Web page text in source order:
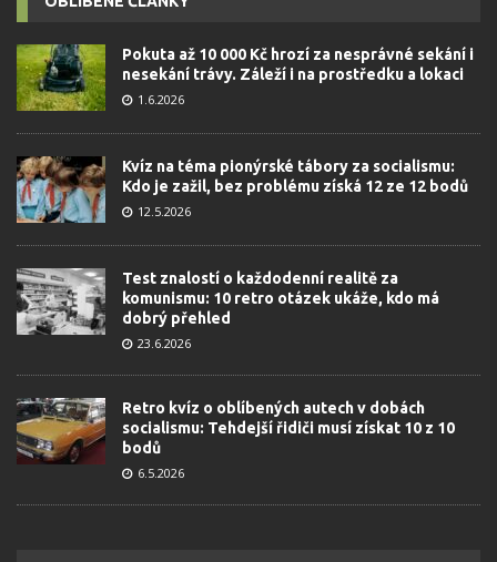
Pokuta až 10 000 Kč hrozí za nesprávné sekání i
nesekání trávy. Záleží i na prostředku a lokaci
1.6.2026
Kvíz na téma pionýrské tábory za socialismu:
Kdo je zažil, bez problému získá 12 ze 12 bodů
12.5.2026
Test znalostí o každodenní realitě za
komunismu: 10 retro otázek ukáže, kdo má
dobrý přehled
23.6.2026
Retro kvíz o oblíbených autech v dobách
socialismu: Tehdejší řidiči musí získat 10 z 10
bodů
6.5.2026